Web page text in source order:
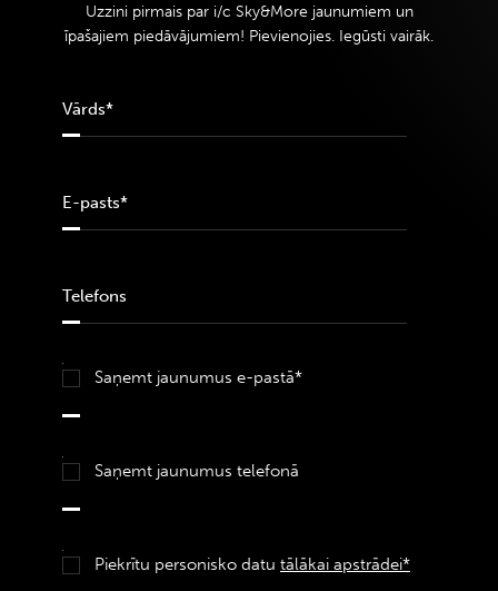
Uzzini pirmais par i/c Sky&More jaunumiem un
īpašajiem piedāvājumiem! Pievienojies. Iegūsti vairāk.
Saņemt jaunumus e-pastā*
Saņemt jaunumus telefonā
Piekrītu personisko datu tālākai apstrādei*